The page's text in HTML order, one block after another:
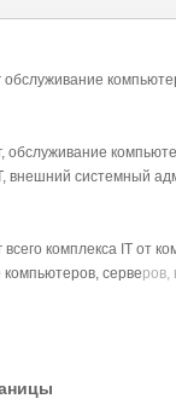
обслуживание
обслуживание
внешний системный
всего комплекса IT от
серверов,